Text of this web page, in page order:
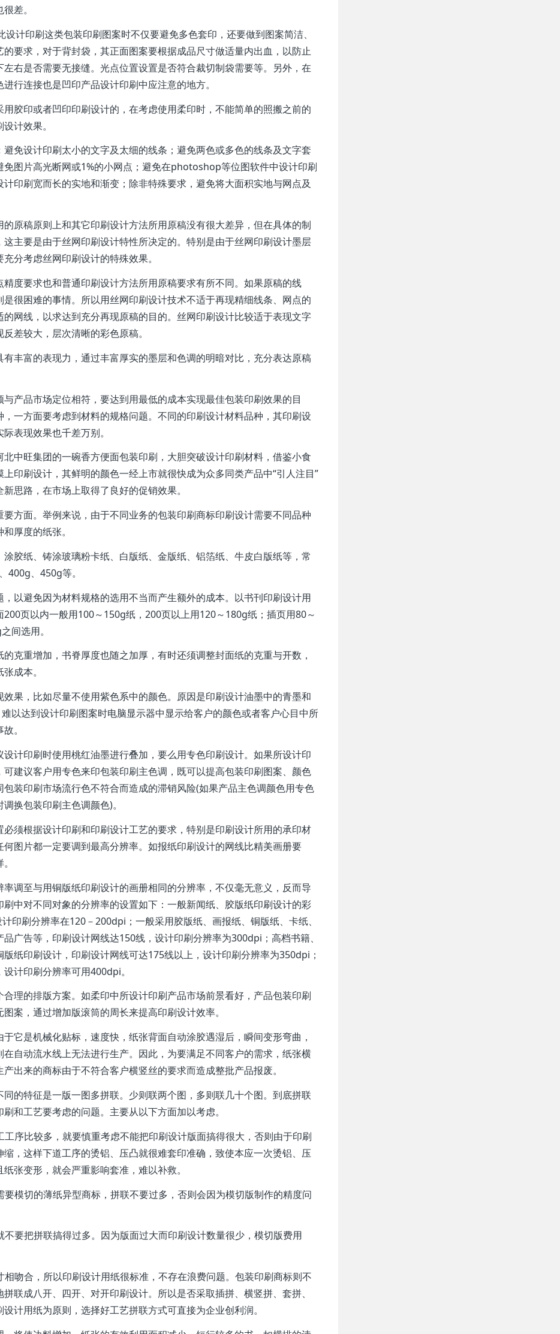
差。
计印刷这类包装印刷图案时不仅要避免多色套印，还要做到图案简洁、
要求，对于背封袋，其正面图案要根据成品尺寸做适量内出血，以防止
右是否需要无接缝。光点位置设置是否符合裁切制袋需要等。另外，在
行连接也是凹印产品设计印刷中应注意的地方。
胶印或者凹印印刷设计的，在考虑使用柔印时，不能简单的照搬之前的
计效果。
免设计印刷太小的文字及太细的线条；避免两色或多色的线条及文字套
图片高光断网或1%的小网点；避免在photoshop等位图软件中设计印刷
印刷宽而长的实地和渐变；除非特殊要求，避免将大面积实地与网点及
原稿原则上和其它印刷设计方法所用原稿没有很大差异，但在具体的制
主要是由于丝网印刷设计特性所决定的。特别是由于丝网印刷设计墨层
分考虑丝网印刷设计的特殊效果。
度要求也和普通印刷设计方法所用原稿要求有所不同。如果原稿的线
很困难的事情。所以用丝网印刷设计技术不适于再现精细线条、网点的
网线，以求达到充分再现原稿的目的。丝网印刷设计比较适于表现文字
差较大，层次清晰的彩色原稿。
丰富的表现力，通过丰富厚实的墨层和色调的明暗对比，充分表达原稿
产品市场定位相符，要达到用最低的成本实现最佳包装印刷效果的目
一方面要考虑到材料的规格问题。不同的印刷设计材料品种，其印刷设
表现效果也千差万别。
中旺集团的一碗香方便面包装印刷，大胆突破设计印刷材料，借鉴小食
印刷设计，其鲜明的颜色一经上市就很快成为众多同类产品中“引人注目”
思路，在市场上取得了良好的促销效果。
方面。举例来说，由于不同业务的包装印刷商标印刷设计需要不同品种
厚度的纸张。
胶纸、铸涂玻璃粉卡纸、白版纸、金版纸、铝箔纸、牛皮白版纸等，常
400g、450g等。
以避免因为材料规格的选用不当而产生额外的成本。以书刊印刷设计用
页以内一般用100～150g纸，200页以上用120～180g纸；插页用80～
间选用。
克重增加，书脊厚度也随之加厚，有时还须调整封面纸的克重与开数，
成本。
果，比如尽量不使用紫色系中的颜色。原因是印刷设计油墨中的青墨和
以达到设计印刷图案时电脑显示器中显示给客户的颜色或者客户心目中所
。
计印刷时使用桃红油墨进行叠加，要么用专色印刷设计。如果所设计印
建议客户用专色来印包装印刷主色调，既可以提高包装印刷图案、颜色
装印刷市场流行色不符合而造成的滞销风险(如果产品主色调颜色用专色
换包装印刷主色调颜色)。
须根据设计印刷和印刷设计工艺的要求，特别是印刷设计所用的承印材
图片都一定要调到最高分辨率。如报纸印刷设计的网线比精美画册要
调至与用铜版纸印刷设计的画册相同的分辨率，不仅毫无意义，反而导
中对不同对象的分辨率的设置如下：一般新闻纸、胶版纸印刷设计的彩
印刷分辨率在120－200dpi；一般采用胶版纸、画报纸、铜版纸、卡纸、
广告等，印刷设计网线达150线，设计印刷分辨率为300dpi；高档书籍、
纸印刷设计，印刷设计网线可达175线以上，设计印刷分辨率为350dpi；
计印刷分辨率可用400dpi。
理的排版方案。如柔印中所设计印刷产品市场前景看好，产品包装印刷
案，通过增加版滚筒的周长来提高印刷设计效率。
它是机械化贴标，速度快，纸张背面自动涂胶遇湿后，瞬间变形弯曲，
自动流水线上无法进行生产。因此，为要满足不同客户的需求，纸张横
出来的商标由于不符合客户横竖丝的要求而造成整批产品报废。
的特征是一版一图多拼联。少则联两个图，多则联几十个图。到底拼联
和工艺要考虑的问题。主要从以下方面加以考虑。
序比较多，就要慎重考虑不能把印刷设计版面搞得很大，否则由于印刷
，这样下道工序的烫铝、压凸就很难套印准确，致使本应一次烫铝、压
张变形，就会严重影响套准，难以补救。
模切的薄纸异型商标，拼联不要过多，否则会因为模切版制作的精度问
要把拼联搞得过多。因为版面过大而印刷设计数量很少，模切版费用
吻合，所以印刷设计用纸很标准，不存在浪费问题。包装印刷商标则不
联成八开、四开、对开印刷设计。所以是否采取插拼、横竖拼、套拼、
计用纸为原则，选择好工艺拼联方式可直接为企业创利润。